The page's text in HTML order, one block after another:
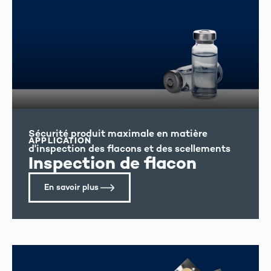
APPLICATION
Inspection de flacon
Sécurité produit maximale en matière
d'inspection des flacons et des scellements
En savoir plus